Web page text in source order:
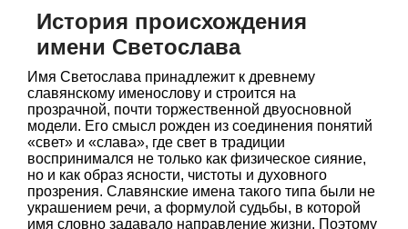
История происхождения
имени Светослава
Имя Светослава принадлежит к древнему
славянскому именослову и строится на
прозрачной, почти торжественной двуосновной
модели. Его смысл рожден из соединения понятий
«свет» и «слава», где свет в традиции
воспринимался не только как физическое сияние,
но и как образ ясности, чистоты и духовного
прозрения. Славянские имена такого типа были не
украшением речи, а формулой судьбы, в которой
имя словно задавало направление жизни. Поэтому